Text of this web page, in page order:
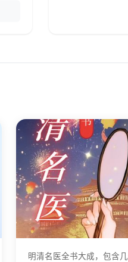
明清名医全书大成，包含